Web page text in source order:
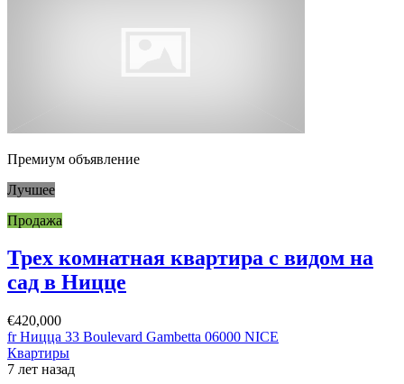
Премиум объявление
Лучшее
Продажа
Трех комнатная квартира с видом на
сад в Ницце
€420,000
fr Ницца 33 Boulevard Gambetta 06000 NICE
Квартиры
7 лет назад